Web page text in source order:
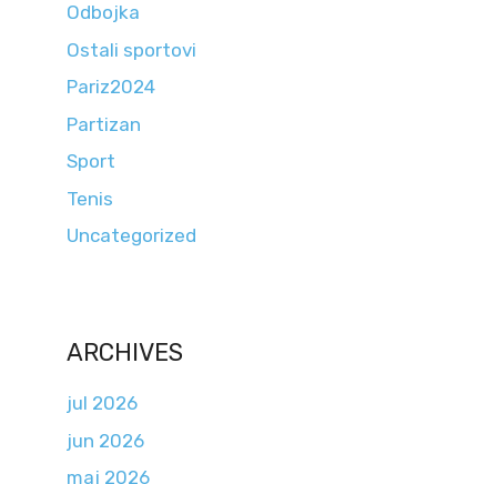
Odbojka
Ostali sportovi
Pariz2024
Partizan
Sport
Tenis
Uncategorized
ARCHIVES
jul 2026
jun 2026
maj 2026